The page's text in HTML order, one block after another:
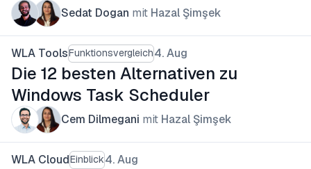
Sedat Dogan mit Hazal Şimşek
WLA ToolsFunktionsvergleich4. Aug
Die 12 besten Alternativen zu
Windows Task Scheduler
Cem Dilmegani mit Hazal Şimşek
WLA CloudEinblick4. Aug